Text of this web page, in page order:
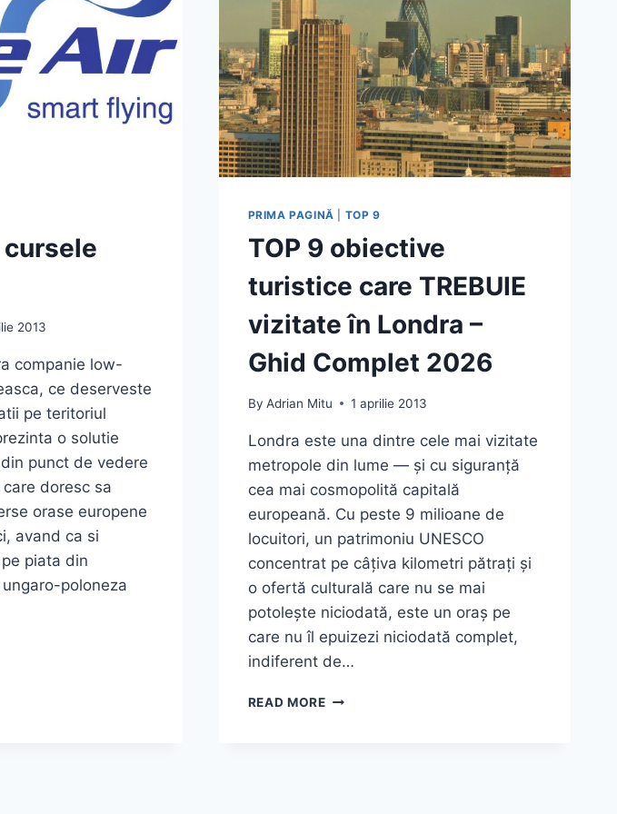
2013
companie low-
ce deserveste
pe teritoriul
o solutie
punct de vedere
doresc sa
orase europene
avand ca si
piata din
poloneza
PRIMA PAGINĂ TOP 9
TOP 9 obiective
turistice care TREBUIE
vizitate în Londra –
Ghid Complet 2026
By Adrian Mitu 1 aprilie 2013
Londra este una dintre cele mai vizitate
metropole din lume — și cu siguranță
cea mai cosmopolită capitală
europeană. Cu peste 9 milioane de
locuitori, un patrimoniu UNESCO
concentrat pe câțiva kilometri pătrați și
o ofertă culturală care nu se mai
potolește niciodată, este un oraș pe
care nu îl epuizezi niciodată complet,
indiferent de…
READ MORETOP